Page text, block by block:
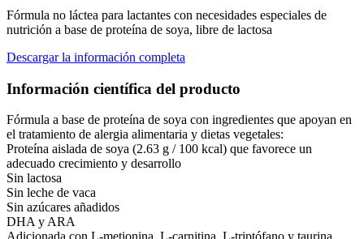
Fórmula no láctea para lactantes con necesidades especiales de
nutrición a base de proteína de soya, libre de lactosa
Descargar la información completa
Información científica del producto
Fórmula a base de proteína de soya con ingredientes que apoyan en
el tratamiento de alergia alimentaria y dietas vegetales:
Proteína aislada de soya (2.63 g / 100 kcal) que favorece un
adecuado crecimiento y desarrollo
Sin lactosa
Sin leche de vaca
Sin azúcares añadidos
DHA y ARA